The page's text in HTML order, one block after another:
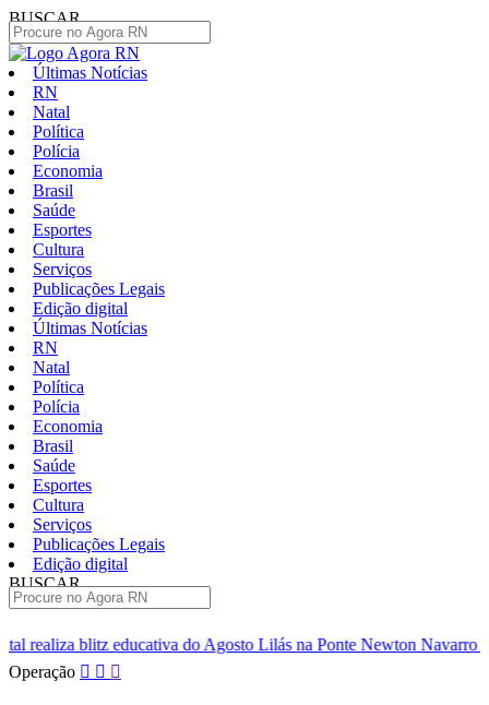
BUSCAR
Últimas Notícias
RN
Natal
Política
Polícia
Economia
Brasil
Saúde
Esportes
Cultura
Serviços
Publicações Legais
Edição digital
Últimas Notícias
RN
Natal
Política
Polícia
Economia
Brasil
Saúde
Esportes
Cultura
Serviços
Publicações Legais
Edição digital
BUSCAR
do Agosto Lilás na Ponte Newton Navarro neste sábado
Pular
para
Operação